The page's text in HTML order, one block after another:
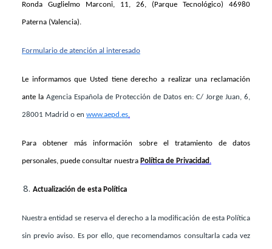
Ronda Guglielmo Marconi, 11, 26, (Parque Tecnológico) 46980
Paterna (Valencia).
Formulario de atención al interesado
Le informamos que Usted tiene derecho a realizar una reclamación
ante la Agencia Española de Protección de Datos en: C/ Jorge Juan, 6,
28001 Madrid o en www.aepd.es.
Para obtener más información sobre el tratamiento de datos
personales, puede consultar nuestra Política de Privacidad .
Actualización de esta Política
Nuestra entidad se reserva el derecho a la modificación de esta Política
sin previo aviso. Es por ello, que recomendamos consultarla cada vez